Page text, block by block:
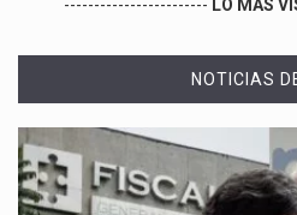
------------------------ LO MÁS
NOTICIAS